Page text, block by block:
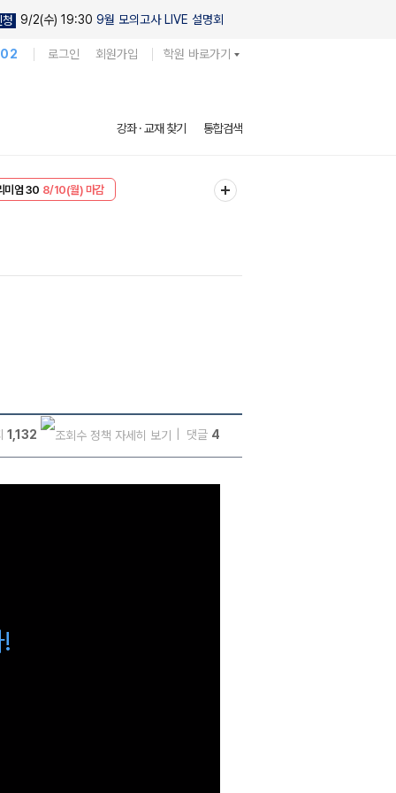
청 9/2(수) 19:30 9월 모의고사 LIVE 설명회
로그인 회원가입 학원 바로가기
강좌 · 교재 찾기 통합검색
미엄 30 8/10(월) 마감
1,132 댓글 4